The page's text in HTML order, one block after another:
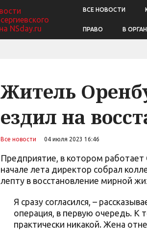
ВСЕ НОВОСТИ
ПРАВО В
Житель
ездил на
Все новости 04 июля 2023 16:46
Предприятие, в котором работает
начале лета директор собрал
лепту в восстановление мирной
Я сразу согласился, –
операция, в первую очередь. К
практически никакой. Жена